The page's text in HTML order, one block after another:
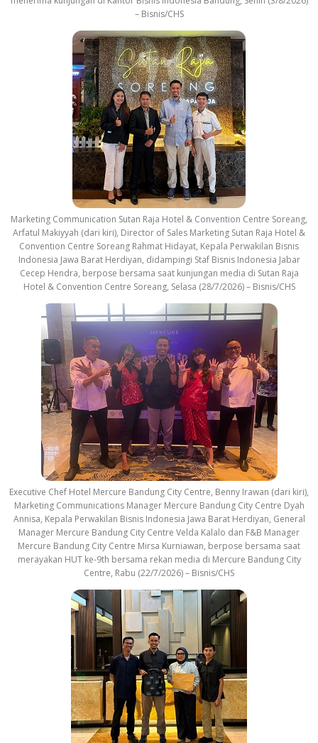
– Bisnis/CHS
Marketing Communication Sutan Raja Hotel & Convention Centre Soreang,
Arfatul Makiyyah (dari kiri), Director of Sales Marketing Sutan Raja Hotel &
Convention Centre Soreang Rahmat Hidayat, Kepala Perwakilan Bisnis
Indonesia Jawa Barat Herdiyan, didampingi Staf Bisnis Indonesia Jabar
Cecep Hendra, berpose bersama saat kunjungan media di Sutan Raja
Hotel & Convention Centre Soreang, Selasa (28/7/2026) – Bisnis/CHS
Executive Chef Hotel Mercure Bandung City Centre, Benny Irawan (dari kiri),
Marketing Communications Manager Mercure Bandung City Centre Dyah
Annisa, Kepala Perwakilan Bisnis Indonesia Jawa Barat Herdiyan, General
Manager Mercure Bandung City Centre Velda Kalalo dan F&B Manager
Mercure Bandung City Centre Mirsa Kurniawan, berpose bersama saat
merayakan HUT ke-9th bersama rekan media di Mercure Bandung City
Centre, Rabu (22/7/2026) – Bisnis/CHS